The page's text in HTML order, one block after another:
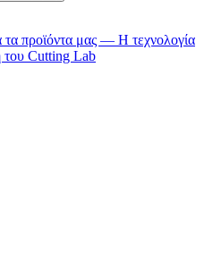
τα προϊόντα μας — Η τεχνολογία
του Cutting Lab